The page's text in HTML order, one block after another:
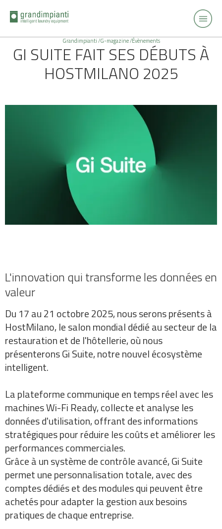
Grandimpianti /G-magazine /Évènements
GI SUITE FAIT SES DÉBUTS À
HOSTMILANO 2025
L'innovation qui transforme les données en
valeur
Du 17 au 21 octobre 2025, nous serons présents à
HostMilano, le salon mondial dédié au secteur de la
restauration et de l'hôtellerie, où nous
présenterons Gi Suite, notre nouvel écosystème
intelligent.
La plateforme communique en temps réel avec les
machines Wi-Fi Ready, collecte et analyse les
données d'utilisation, offrant des informations
stratégiques pour réduire les coûts et améliorer les
performances commerciales.
Grâce à un système de contrôle avancé, Gi Suite
permet une personnalisation totale, avec des
comptes dédiés et des modules qui peuvent être
achetés pour adapter la gestion aux besoins
pratiques de chaque entreprise.